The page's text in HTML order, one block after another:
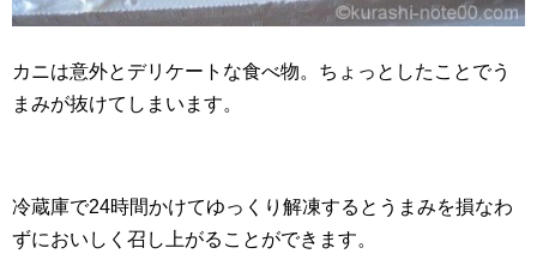
カニは意外とデリケートな食べ物。ちょっとしたことでう
まみが抜けてしまいます。
冷蔵庫で24時間かけてゆっくり解凍するとうまみを損なわ
ずにおいしく召し上がることができます。